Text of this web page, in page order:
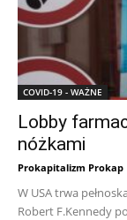
COVID-19 - WAŻNE
Lobby
nóżkami
Prokapitalizm Prokap
W USA trwa
Robert F.Kennedy